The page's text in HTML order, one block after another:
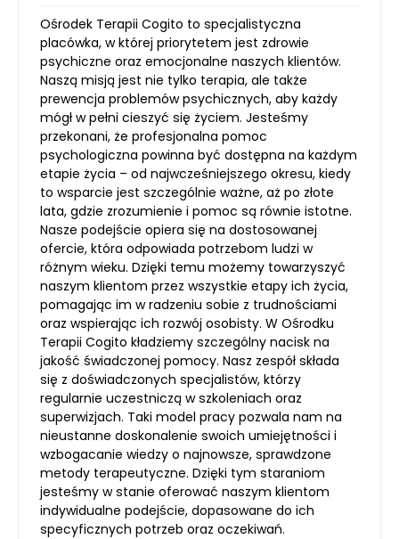
Ośrodek Terapii Cogito to specjalistyczna
placówka, w której priorytetem jest zdrowie
psychiczne oraz emocjonalne naszych klientów.
Naszą misją jest nie tylko terapia, ale także
prewencja problemów psychicznych, aby każdy
mógł w pełni cieszyć się życiem. Jesteśmy
przekonani, że profesjonalna pomoc
psychologiczna powinna być dostępna na każdym
etapie życia – od najwcześniejszego okresu, kiedy
to wsparcie jest szczególnie ważne, aż po złote
lata, gdzie zrozumienie i pomoc są równie istotne.
Nasze podejście opiera się na dostosowanej
ofercie, która odpowiada potrzebom ludzi w
różnym wieku. Dzięki temu możemy towarzyszyć
naszym klientom przez wszystkie etapy ich życia,
pomagając im w radzeniu sobie z trudnościami
oraz wspierając ich rozwój osobisty. W Ośrodku
Terapii Cogito kładziemy szczególny nacisk na
jakość świadczonej pomocy. Nasz zespół składa
się z doświadczonych specjalistów, którzy
regularnie uczestniczą w szkoleniach oraz
superwizjach. Taki model pracy pozwala nam na
nieustanne doskonalenie swoich umiejętności i
wzbogacanie wiedzy o najnowsze, sprawdzone
metody terapeutyczne. Dzięki tym staraniom
jesteśmy w stanie oferować naszym klientom
indywidualne podejście, dopasowane do ich
specyficznych potrzeb oraz oczekiwań.